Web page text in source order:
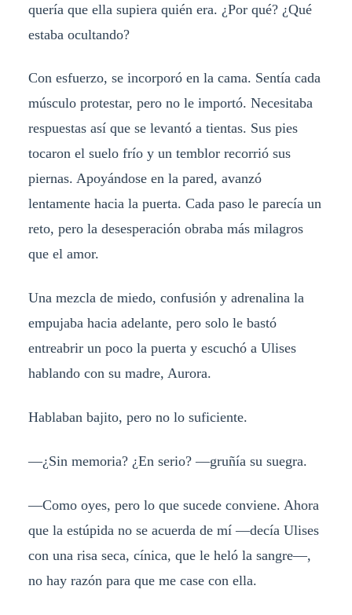
quería que ella supiera quién era. ¿Por qué? ¿Qué
estaba ocultando?
Con esfuerzo, se incorporó en la cama. Sentía cada
músculo protestar, pero no le importó. Necesitaba
respuestas así que se levantó a tientas. Sus pies
tocaron el suelo frío y un temblor recorrió sus
piernas. Apoyándose en la pared, avanzó
lentamente hacia la puerta. Cada paso le parecía un
reto, pero la desesperación obraba más milagros
que el amor.
Una mezcla de miedo, confusión y adrenalina la
empujaba hacia adelante, pero solo le bastó
entreabrir un poco la puerta y escuchó a Ulises
hablando con su madre, Aurora.
Hablaban bajito, pero no lo suficiente.
—¿Sin memoria? ¿En serio? —gruñía su suegra.
—Como oyes, pero lo que sucede conviene. Ahora
que la estúpida no se acuerda de mí —decía Ulises
con una risa seca, cínica, que le heló la sangre—,
no hay razón para que me case con ella.